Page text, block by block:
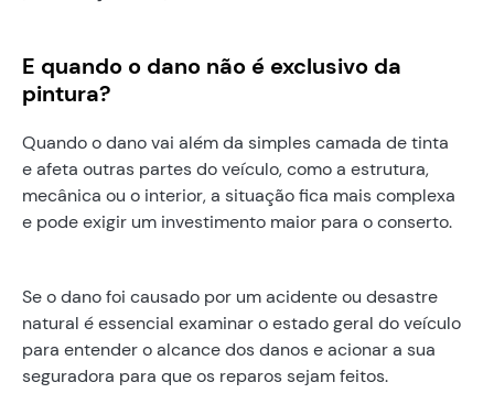
E quando o dano não é exclusivo da
pintura?
Quando o dano vai além da simples camada de tinta
e afeta outras partes do veículo, como a estrutura,
mecânica ou o interior, a situação fica mais complexa
e pode exigir um investimento maior para o conserto.
Se o dano foi causado por um acidente ou desastre
natural é essencial examinar o estado geral do veículo
para entender o alcance dos danos e acionar a sua
seguradora para que os reparos sejam feitos.